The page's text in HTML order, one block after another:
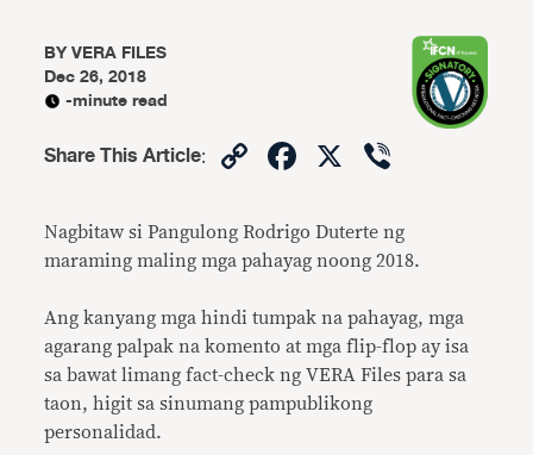
BYVERA FILES
Dec 26, 2018
-minute read
Share This Article: CopyFacebook
X
Nagbitaw si Pangulong Rodrigo Duterte ng
maraming maling mga pahayag noong 2018.
Ang kanyang mga hindi tumpak na pahayag, mga
agarang palpak na komento at mga flip-flop ay isa
sa bawat limang fact-check ng VERA Files para sa
taon, higit sa sinumang pampublikong
personalidad.